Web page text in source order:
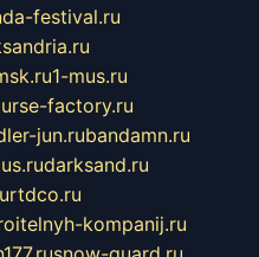
festival.ru
1-mus.ru
factory.ru
jun.rubandamn.ru
darksand.ru
rtdco.ru
kompanij.ru